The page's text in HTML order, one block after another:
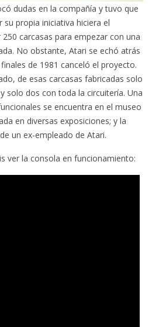
dudas en la compañía y tuvo que
su propia iniciativa hiciera el
carcasas para empezar con una
No obstante, Atari se echó atrás
de 1981 canceló el proyecto.
de esas carcasas fabricadas solo
solo dos con toda la circuitería. Una
se encuentra en el museo
en diversas exposiciones; y la
un ex-empleado de Atari.
ver la consola en funcionamiento: